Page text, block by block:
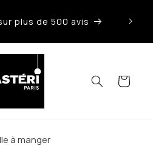
plus de 500 avis
Panier
à manger